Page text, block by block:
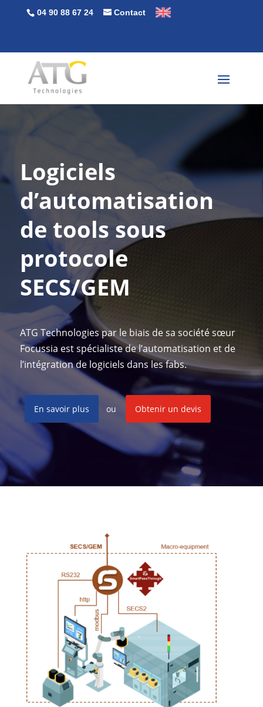
04 90 88 67 24 Contact
Logiciels
d’automatisation
de tools sous
protocole
SECS/GEM
ATG Technologies par le biais de sa société sœur
Focussia est spécialiste de l’automatisation et de
l’intégration de logiciels dans les fabs.
En savoir plus ou Obtenir un devis